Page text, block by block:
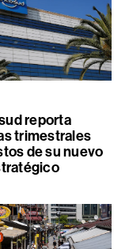
reporta
trimestrales
de su nuevo